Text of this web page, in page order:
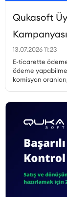
Qukasoft
Kampanyası
13.07.2026 11:23
E-ticarette
ödeme
komisyon
birliğiyle
başlayan
İşletmeler, nakit
ödemelerini